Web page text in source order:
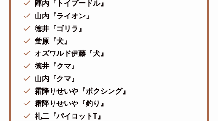
陣内『トイプードル』
山内『ライオン』
徳井『ゴリラ』
蛍原『犬』
オズワルド伊藤『犬』
徳井『クマ』
山内『クマ』
霜降りせいや『ボクシング』
霜降りせいや『釣り』
礼二『パイロットT』